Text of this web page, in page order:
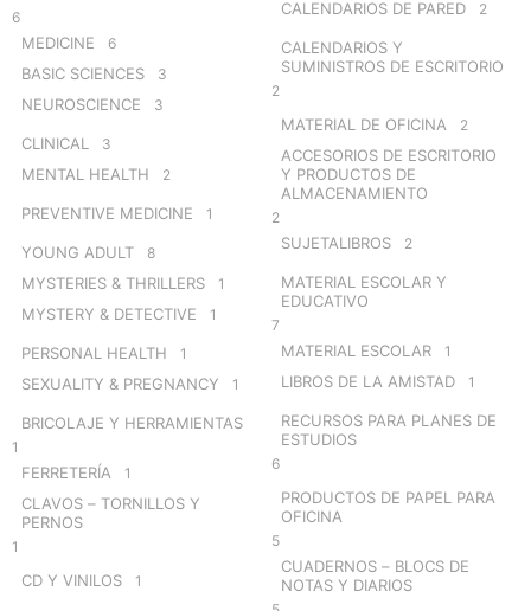
6
MEDICINE 6
BASIC SCIENCES 3
NEUROSCIENCE 3
CLINICAL 3
MENTAL HEALTH 2
PREVENTIVE MEDICINE 1
YOUNG ADULT 8
MYSTERIES & THRILLERS 1
MYSTERY & DETECTIVE 1
PERSONAL HEALTH 1
SEXUALITY & PREGNANCY 1
BRICOLAJE Y HERRAMIENTAS
1
FERRETERÍA 1
CLAVOS – TORNILLOS Y
PERNOS
1
CD Y VINILOS 1
CALENDARIOS DE PARED 2
CALENDARIOS Y
SUMINISTROS DE ESCRITORIO
2
MATERIAL DE OFICINA 2
ACCESORIOS DE ESCRITORIO
Y PRODUCTOS DE
ALMACENAMIENTO
2
SUJETALIBROS 2
MATERIAL ESCOLAR Y
EDUCATIVO
7
MATERIAL ESCOLAR 1
LIBROS DE LA AMISTAD 1
RECURSOS PARA PLANES DE
ESTUDIOS
6
PRODUCTOS DE PAPEL PARA
OFICINA
5
CUADERNOS – BLOCS DE
NOTAS Y DIARIOS